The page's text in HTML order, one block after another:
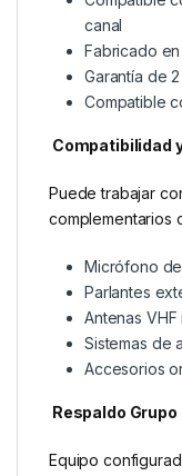
canal
Fabricado
Garantía de
Compatible
Compatibilidad
Puede trabajar
complementarios
Micrófono
Parlantes
Antenas
Sistemas de
Accesorios
Respaldo Grupo
Equipo